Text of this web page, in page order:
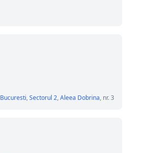
Bucuresti,Sectorul 2,Aleea Dobrina, nr. 3